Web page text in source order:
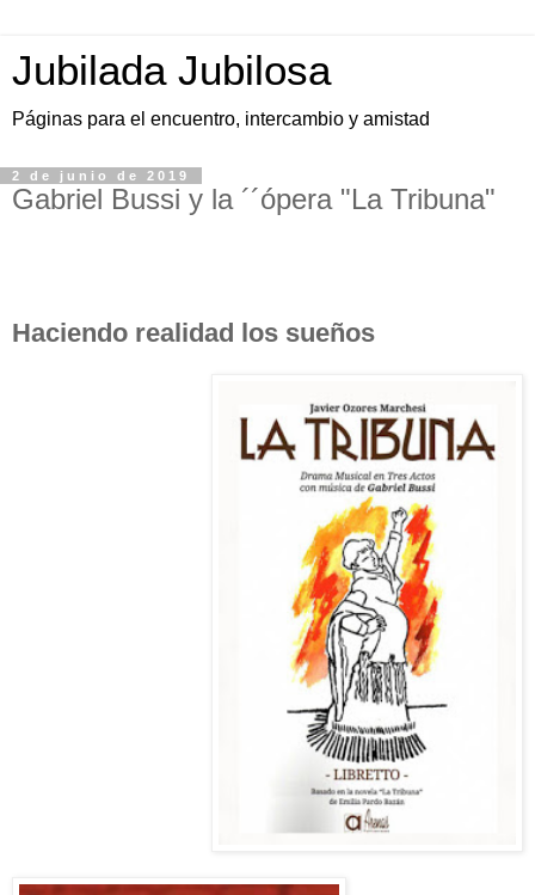
Jubilada Jubilosa
Páginas para el encuentro, intercambio y amistad
2 de junio de 2019
Gabriel Bussi y la ´´ópera "La Tribuna"
Haciendo realidad los sueños